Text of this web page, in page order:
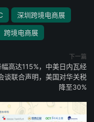
深圳跨境电商展
跨境电商展
下一篇
幅高达115%，中美日内瓦经
谈联合声明，美国对华关税
降至30%